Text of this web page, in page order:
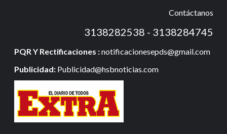
Contáctanos
3138282538 - 3138284745
PQR Y Rectificaciones :notificacionesepds@gmail.com
Publicidad: Publicidad@hsbnoticias.com